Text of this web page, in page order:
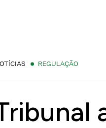
REGULAÇÃO